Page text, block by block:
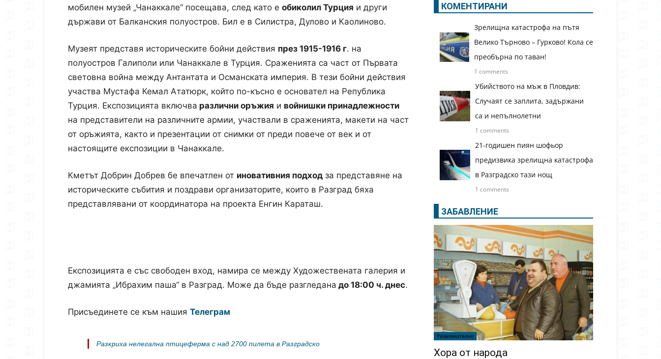
мобилен музей „Чанаккале“ посещава, след като е обиколил Турция и други
държави от Балканския полуостров. Бил е в Силистра, Дулово и Каолиново.
Музеят представя историческите бойни действия през 1915-1916 г. на
полуостров Галиполи или Чанаккале в Турция. Сраженията са част от Първата
световна война между Антантата и Османската империя. В тези бойни действия
участва Мустафа Кемал Ататюрк, който по-късно е основател на Република
Турция. Експозицията включва различни оръжия и войнишки принадлежности
на представители на различните армии, участвали в сраженията, макети на част
от оръжията, както и презентации от снимки от преди повече от век и от
настоящите експозиции в Чанаккале.
Кметът Добрин Добрев бе впечатлен от иновативния подход за представяне на
историческите събития и поздрави организаторите, които в Разград бяха
представлявани от координатора на проекта Енгин Караташ.
Експозицията е със свободен вход, намира се между Художествената галерия и
джамията „Ибрахим паша“ в Разград. Може да бъде разгледана до 18:00 ч. днес.
Присъединете се към нашия Телеграм
Разкриха нелегална птицеферма с над 2700 пилета в Разградско
КОМЕНТИРАНИ
Зрелищна катастрофа на пътя
Велико Търново – Гурково! Кола се
преобърна по таван!
1 comments
Убийството на мъж в Пловдив:
Случаят се заплита, задържани
са и непълнолетни
1 comments
21-годишен пиян шофьор
предизвика зрелищна катастрофа
в Разградско тази нощ
1 comments
ЗАБАВЛЕНИЕ
Развлекателно
Хора от народа